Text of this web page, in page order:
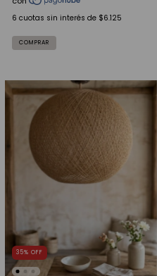
6 cuotas sin interés de $6.125
35% OFF